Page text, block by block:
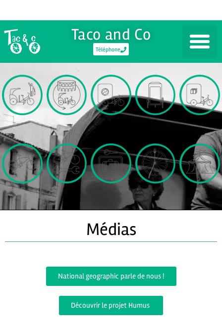
Taco and Co
Téléphone
Médias
National geographic parle de nous !
Découvrir le projet Humus